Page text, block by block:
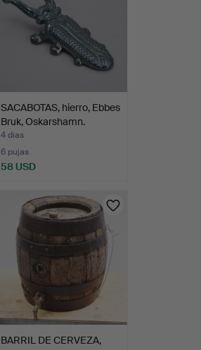
SACABOTAS, hierro, Ebbes
Bruk, Oskarshamn.
4 días
6 pujas
58 USD
BARRIL DE CERVEZA,